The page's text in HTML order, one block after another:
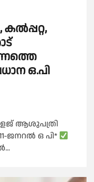
ഒ.പി
ആശുപത്രി
ജനറൽ ഒ പി*